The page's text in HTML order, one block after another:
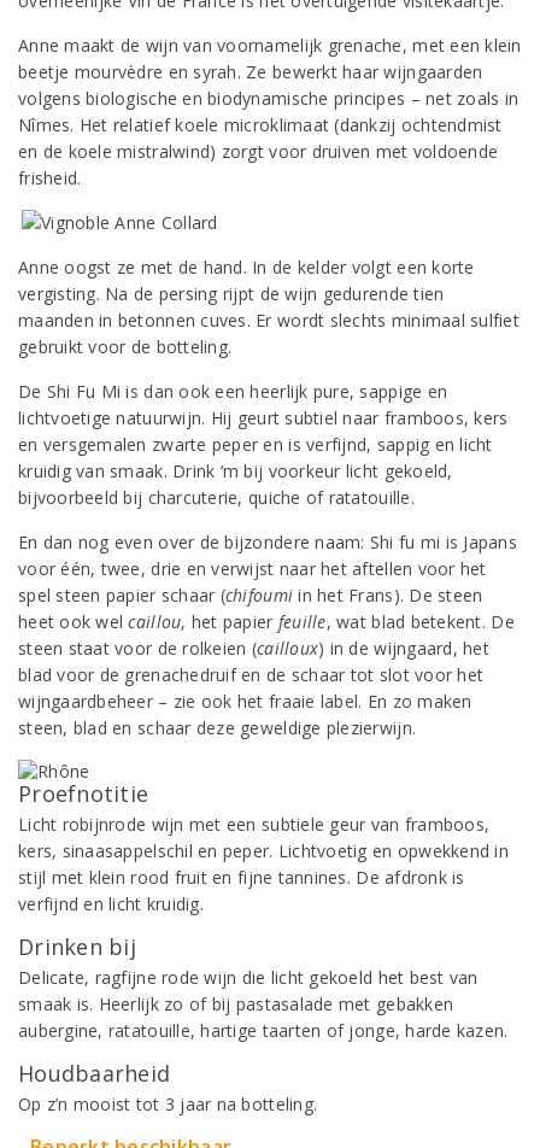
Anne maakt de wijn van voornamelijk grenache, met een klein
beetje mourvèdre en syrah. Ze bewerkt haar wijngaarden
volgens biologische en biodynamische principes – net zoals in
Nîmes. Het relatief koele microklimaat (dankzij ochtendmist
en de koele mistralwind) zorgt voor druiven met voldoende
frisheid.
Anne oogst ze met de hand. In de kelder volgt een korte
vergisting. Na de persing rijpt de wijn gedurende tien
maanden in betonnen cuves. Er wordt slechts minimaal sulfiet
gebruikt voor de botteling.
De Shi Fu Mi is dan ook een heerlijk pure, sappige en
lichtvoetige natuurwijn. Hij geurt subtiel naar framboos, kers
en versgemalen zwarte peper en is verfijnd, sappig en licht
kruidig van smaak. Drink ‘m bij voorkeur licht gekoeld,
bijvoorbeeld bij charcuterie, quiche of ratatouille.
En dan nog even over de bijzondere naam: Shi fu mi is Japans
voor één, twee, drie en verwijst naar het aftellen voor het
spel steen papier schaar (chifoumi in het Frans). De steen
heet ook welcaillou, het papier feuille, wat blad betekent. De
steen staat voor de rolkeien (cailloux) in de wijngaard, het
blad voor de grenachedruif en de schaar tot slot voor het
wijngaardbeheer – zie ook het fraaie label. En zo maken
steen, blad en schaar deze geweldige plezierwijn.
Proefnotitie
Licht robijnrode wijn met een subtiele geur van framboos,
kers, sinaasappelschil en peper. Lichtvoetig en opwekkend in
stijl met klein rood fruit en fijne tannines. De afdronk is
verfijnd en licht kruidig.
Drinken bij
Delicate, ragfijne rode wijn die licht gekoeld het best van
smaak is. Heerlijk zo of bij pastasalade met gebakken
aubergine, ratatouille, hartige taarten of jonge, harde kazen.
Houdbaarheid
Op z’n mooist tot 3 jaar na botteling.